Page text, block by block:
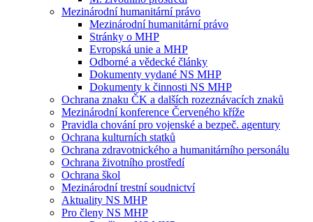
Mezinárodní humanitární právo
Mezinárodní humanitární právo
Stránky o MHP
Evropská unie a MHP
Odborné a vědecké články
Dokumenty vydané NS MHP
Dokumenty k činnosti NS MHP
Ochrana znaku ČK a dalších rozeznávacích znaků
Mezinárodní konference Červeného kříže
Pravidla chování pro vojenské a bezpeč. agentury
Ochrana kulturních statků
Ochrana zdravotnického a humanitárního personálu
Ochrana životního prostředí
Ochrana škol
Mezinárodní trestní soudnictví
Aktuality NS MHP
Pro členy NS MHP